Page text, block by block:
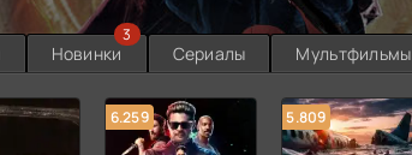
Новинки
3
Сериалы Мультфильмы
6.259 5.809